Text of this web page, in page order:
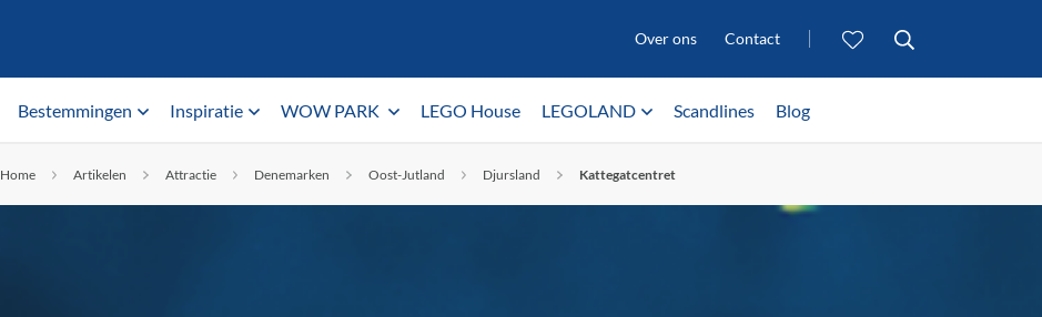
Over ons Contact
Bestemmingen Inspiratie WOW PARK LEGO House LEGOLAND Scandlines Blog
Home Artikelen Attractie Denemarken Oost-Jutland Djursland Kattegatcentret